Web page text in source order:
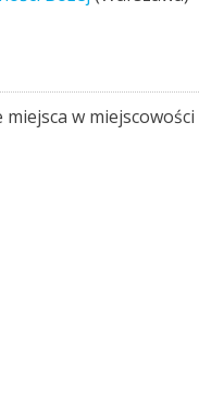
miejsca w miejscowości